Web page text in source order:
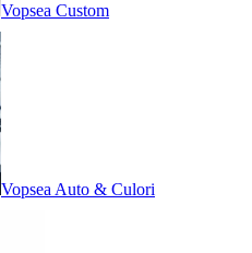
Vopsea Custom
Vopsea Auto & Culori